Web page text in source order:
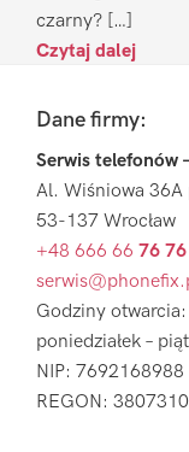
czarny? […]
Czytaj dalej
FooterDane firmy:
Serwis telefonów
Al. Wiśniowa
53-137 Wrocław
+48 666 66 76 76
Godziny otwarcia:
poniedziałek –
NIP: 7692168988
REGON: